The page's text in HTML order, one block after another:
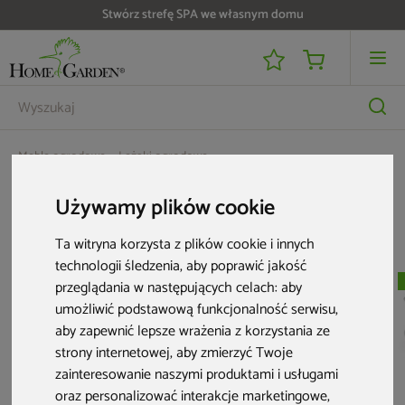
Używamy plików cookie
Ta witryna korzysta z plików cookie i innych
technologii śledzenia, aby poprawić jakość
przeglądania w następujących celach:aby
umożliwić podstawową funkcjonalność serwisu,
aby zapewnić lepsze wrażenia z korzystania ze
strony internetowej,aby zmierzyć Twoje
zainteresowanie naszymi produktami i usługami
oraz personalizować interakcje marketingowe,
Stwórz strefę SPA we własnym domu
Meble ogrodowe
Leżaki ogrodowe
Aktualne oferty